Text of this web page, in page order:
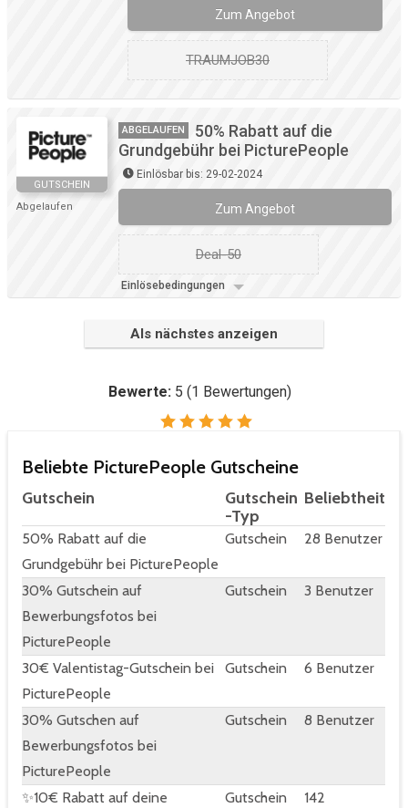
Zum Angebot
TRAUMJOB30
GUTSCHEIN
Abgelaufen
ABGELAUFEN
50% Rabatt auf die
Grundgebühr bei PicturePeople
Einlösbar bis: 29-02-2024
Zum Angebot
Deal-50
Einlösebedingungen
Als nächstes anzeigen
Bewerte: 5 (1 Bewertungen)
Beliebte PicturePeople Gutscheine
Gutschein
Gutschein
-Typ
Beliebtheit
50% Rabatt auf die
Grundgebühr bei PicturePeople
Gutschein 28 Benutzer
30% Gutschein auf
Bewerbungsfotos bei
PicturePeople
Gutschein 3 Benutzer
30€ Valentistag-Gutschein bei
PicturePeople
Gutschein 6 Benutzer
30% Gutschen auf
Bewerbungsfotos bei
PicturePeople
Gutschein 8 Benutzer
✨10€ Rabatt auf deine
Gutschein
142